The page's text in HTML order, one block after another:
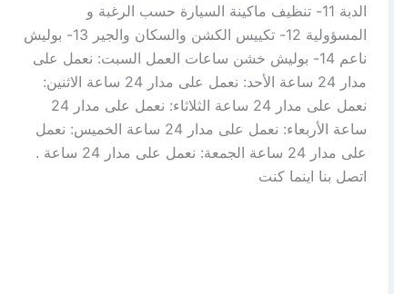
الدبة 11- تنظيف ماكينة السيارة حسب الرغبة و
المسؤولية 12- تكييس الكشن والسكان والجير 13- بوليش
ناعم 14- بوليش خشن ساعات العمل السبت: نعمل على
مدار 24 ساعة الأحد: نعمل على مدار 24 ساعة الاثنين:
نعمل على مدار 24 ساعة الثلاثاء: نعمل على مدار 24
ساعة الأربعاء: نعمل على مدار 24 ساعة الخميس: نعمل
على مدار 24 ساعة الجمعة: نعمل على مدار 24 ساعة .
اتصل بنا اينما كنت